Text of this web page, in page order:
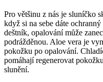
Pro ⁤většinu z nás je⁣ sluníčko
když⁤ si na sebe dáte
deštník,‌ opalování může
podrážděnou. Aloe‍ vera je
pokožku po ⁤opalování.
pomáhají regenerovat
slunění.